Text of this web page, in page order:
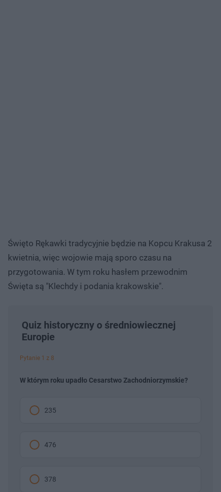
Święto Rękawki tradycyjnie będzie na Kopcu Krakusa 2
kwietnia, więc wojowie mają sporo czasu na
przygotowania. W tym roku hasłem przewodnim
Święta są "Klechdy i podania krakowskie".
Quiz historyczny o średniowiecznej
Europie
Pytanie 1 z 8
W którym roku upadło Cesarstwo Zachodniorzymskie?
235
476
378